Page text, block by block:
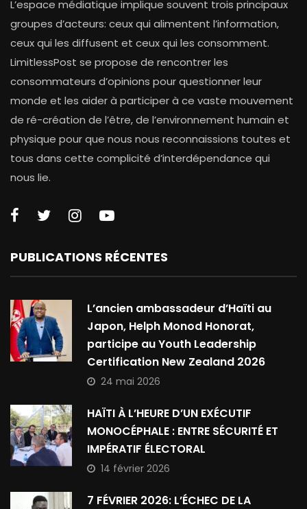
L’espace médiatique implique souvent trois principaux
groupes d’acteurs: ceux qui alimentent l’information,
ceux qui les diffusent et ceux qui les consomment.
LimitlessPost se propose de rencontrer les
consommateurs d’opinions pour questionner leur
monde et les aider à participer à ce vaste mouvement
de ré-création de l’être, de l’environnement humain et
physique pour que nous nous reconnaissions toutes et
tous dans cette complicité d’interdépendance qui
nous lie.
PUBLICATIONS RÉCENTES
L’ancien ambassadeur d’Haïti au
Japon, Helph Monod Honorat,
participe au Youth Leadership
Certification New Zealand 2026
24 mai 2026
HAÏTI À L’HEURE D’UN EXÉCUTIF
MONOCÉPHALE : ENTRE SÉCURITÉ ET
IMPÉRATIF ÉLECTORAL
14 février 2026
7 FÉVRIER 2026: L’ÉCHEC DE LA